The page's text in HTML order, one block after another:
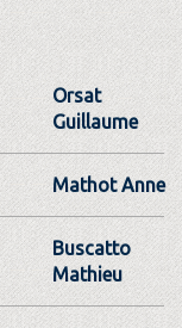
Orsat
Guillaume
Mathot Anne
Buscatto
Mathieu